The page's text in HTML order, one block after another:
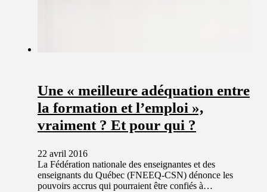
Une « meilleure adéquation entre
la formation et l’emploi »,
vraiment ? Et pour qui ?
22 avril 2016
La Fédération nationale des enseignantes et des
enseignants du Québec (FNEEQ-CSN) dénonce les
pouvoirs accrus qui pourraient être confiés à…